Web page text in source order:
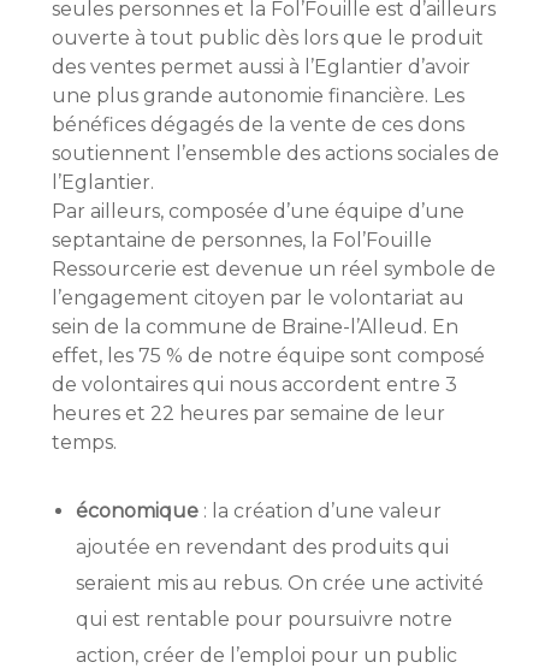
seules personnes et la Fol’Fouille est d’ailleurs
ouverte à tout public dès lors que le produit
des ventes permet aussi à l’Eglantier d’avoir
une plus grande autonomie financière. Les
bénéfices dégagés de la vente de ces dons
soutiennent l’ensemble des actions sociales de
l’Eglantier.
Par ailleurs, composée d’une équipe d’une
septantaine de personnes, la Fol’Fouille
Ressourcerie est devenue un réel symbole de
l’engagement citoyen par le volontariat au
sein de la commune de Braine-l’Alleud. En
effet, les 75 % de notre équipe sont composé
de volontaires qui nous accordent entre 3
heures et 22 heures par semaine de leur
temps.
économique : la création d’une valeur
ajoutée en revendant des produits qui
seraient mis au rebus. On crée une activité
qui est rentable pour poursuivre notre
action, créer de l’emploi pour un public